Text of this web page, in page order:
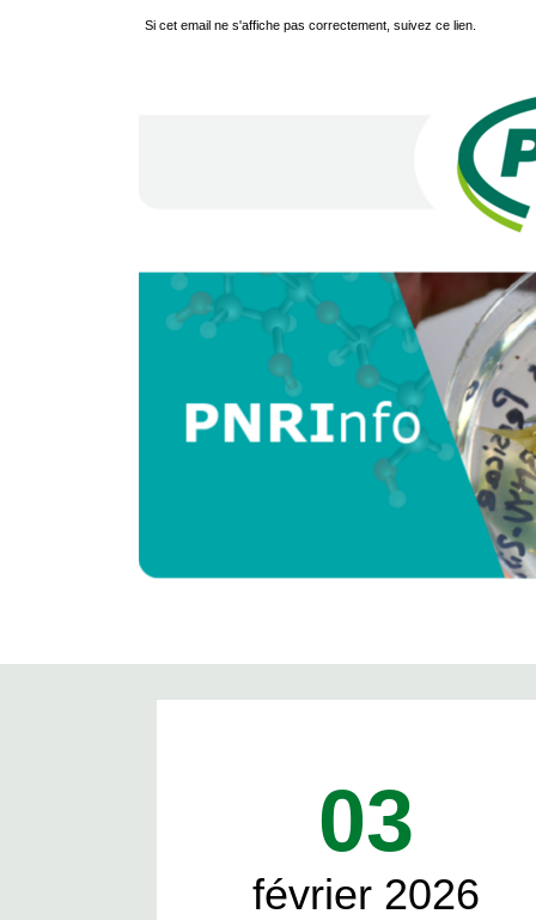
Si cet email ne s'affiche pas correctement, suivez ce lien.
03
février 2026